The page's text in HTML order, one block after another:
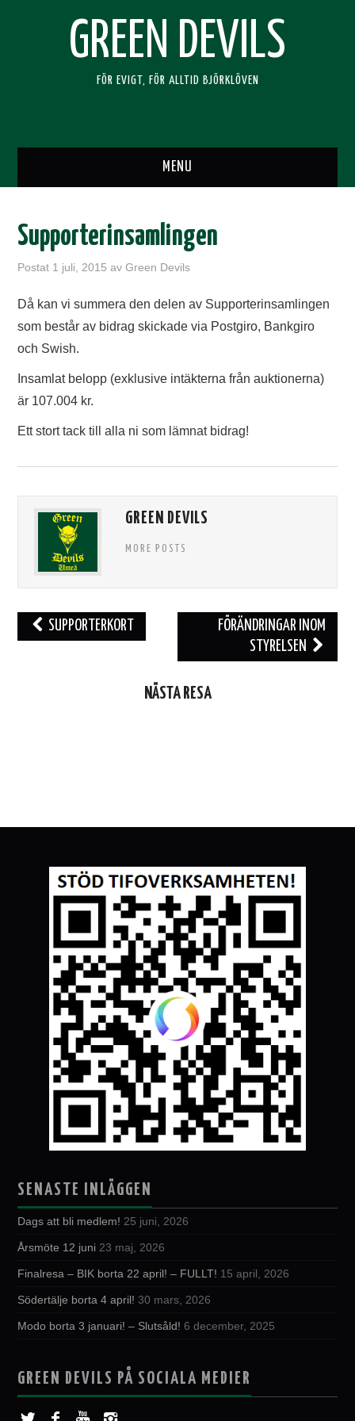
GREEN DEVILS
FÖR EVIGT, FÖR ALLTID BJÖRKLÖVEN
MENU
SUPPORTERKLUBBEN
RESOR
SOUVENIRER
Supporterinsamlingen
Postat 1 juli, 2015 avGreen Devils
Då kan vi summera den delen av Supporterinsamlingen
som består av bidrag skickade via Postgiro, Bankgiro
och Swish.
Insamlat belopp (exklusive intäkterna från auktionerna)
är 107.004 kr.
Ett stort tack till alla ni som lämnat bidrag!
GREEN DEVILS
MORE POSTS
Inläggsnavigering
SUPPORTERKORT
FÖRÄNDRINGAR INOM
STYRELSEN
NÄSTA RESA
SENASTE INLÄGGEN
Dags att bli medlem! 25 juni, 2026
Årsmöte 12 juni 23 maj, 2026
Finalresa – BIK borta 22 april! – FULLT! 15 april, 2026
Södertälje borta 4 april! 30 mars, 2026
Modo borta 3 januari! – Slutsåld! 6 december, 2025
GREEN DEVILS PÅ SOCIALA MEDIER